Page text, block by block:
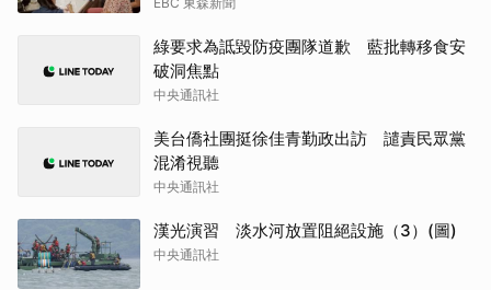
綠要求為詆毀防疫團隊道歉 藍批轉移食安
破洞焦點
中央通訊社
美台僑社團挺徐佳青勤政出訪 譴責民眾黨
混淆視聽
中央通訊社
漢光演習 淡水河放置阻絕設施（3）(圖)
中央通訊社